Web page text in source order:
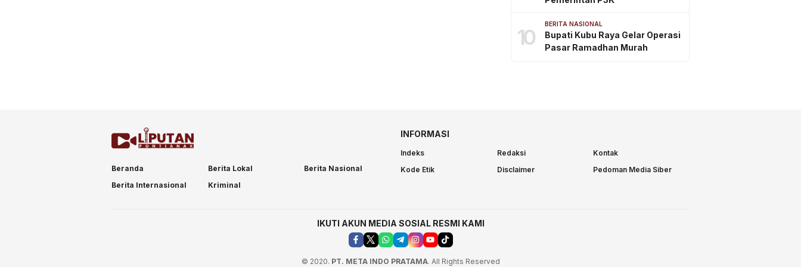
10
BERITA NASIONAL
Bupati Kubu Raya Gelar Operasi
Pasar Ramadhan Murah
Beranda Berita Lokal
Berita Nasional
Berita Internasional
Kriminal
INFORMASI
Indeks Redaksi
Kontak
Kode Etik
Disclaimer Pedoman Media Siber
IKUTI AKUN MEDIA SOSIAL RESMI KAMI
© 2020. PT. META INDO PRATAMA. All Rights Reserved